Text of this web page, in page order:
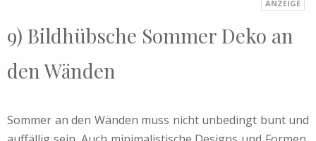
9) Bildhübsche Sommer Deko an
den Wänden
Sommer an den Wänden muss nicht unbedingt bunt und